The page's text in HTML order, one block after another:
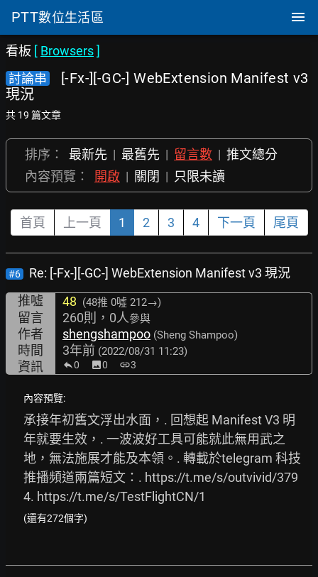
PTT數位生活區
看板 [ Browsers]
討論串
[-Fx-][-GC-] WebExtension Manifest v3
現況
共 19 篇文章
排序： 最新先 | 最舊先 | 留言數 | 推文總分
內容預覽：
開啟 | 關閉 | 只限未讀
首頁 上一頁 1 2 3 4 下一頁 尾頁
#6
Re: [-Fx-][-GC-] WebExtension Manifest v3 現況
推噓
48 (48推 0噓 212→)
留言 260則，0人參與
作者 shengshampoo (Sheng Shampoo)
時間 3年前 (2022/08/31 11:23)
資訊 0 image0 link3
內容預覽:
承接年初舊文浮出水面，. 回想起 Manifest V3 明
年就要生效，. 一波波好工具可能就此無用武之
地，無法施展才能及本領。. 轉載於telegram 科技
推播頻道兩篇短文：. https://t.me/s/outvivid/379
4. https://t.me/s/TestFlightCN/1
(還有272個字)